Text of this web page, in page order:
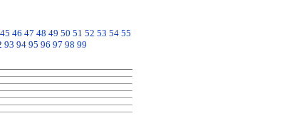
45 46 47 48 49 50 51 52 53 54 55
93 94 95 96 97 98 99